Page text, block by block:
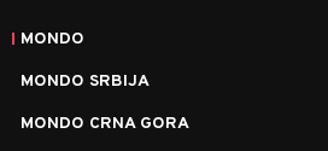
MONDO
MONDO SRBIJA
MONDO CRNA GORA